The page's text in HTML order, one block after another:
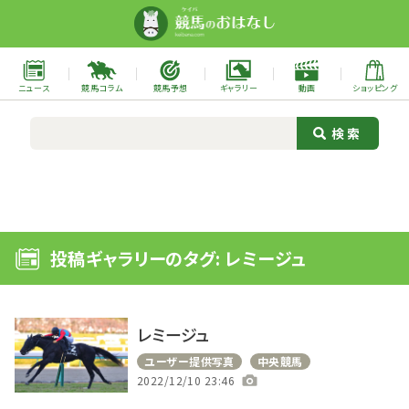
ニュース 競馬コラム 競馬予想 ギャラリー 動画 ショッピング
投稿ギャラリーのタグ: レミージュ
レミージュ
ユーザー提供写真
中央競馬
2022/12/10 23:46